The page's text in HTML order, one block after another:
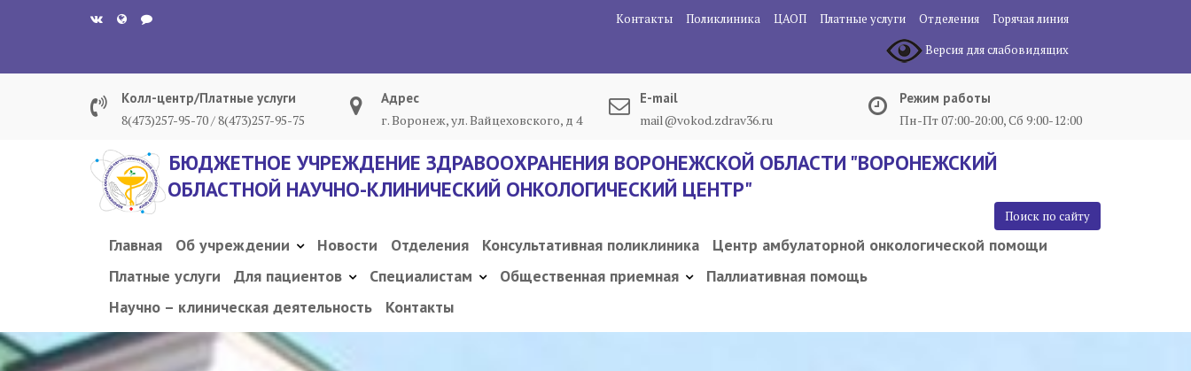
Контакты Поликлиника ЦАОП Платные услуги Отделения
Горячая линия
Версия для слабовидящих
Колл-центр/Платные услуги
8(473)257-95-70 / 8(473)257-95-75
Адрес
г. Воронеж, ул. Вайцеховского, д 4
E-mail
mail@vokod.zdrav36.ru
Режим работы
Пн-Пт 07:00-20:00, Сб 9:00-12:00
БЮДЖЕТНОЕ УЧРЕЖДЕНИЕ ЗДРАВООХРАНЕНИЯ ВОРОНЕЖСКОЙ ОБЛАСТИ "ВОРОНЕЖСКИЙ
ОБЛАСТНОЙ НАУЧНО-КЛИНИЧЕСКИЙ ОНКОЛОГИЧЕСКИЙ ЦЕНТР"
Поиск по сайту
Главная Об учреждении Новости Отделения Консультативная поликлиника
Центр амбулаторной онкологической помощи
Платные услуги
Для пациентов Специалистам Общественная приемная
Паллиативная помощь
Научно – клиническая деятельность
Контакты